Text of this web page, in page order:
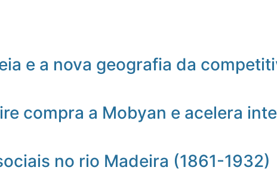
e a nova geografia da
compra a Mobyan e acelera
no rio Madeira (1861-1932)